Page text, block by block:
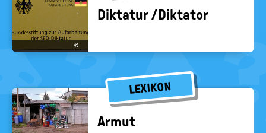
©
Dik­ta­tur /Dik­ta­tor
LEXIKON
Armut